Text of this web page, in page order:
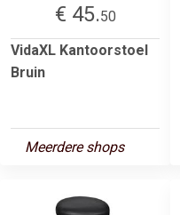
€ 45.50
VidaXL Kantoorstoel
Bruin
Meerdere shops